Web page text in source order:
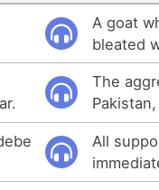
A goat
bleated
The
All